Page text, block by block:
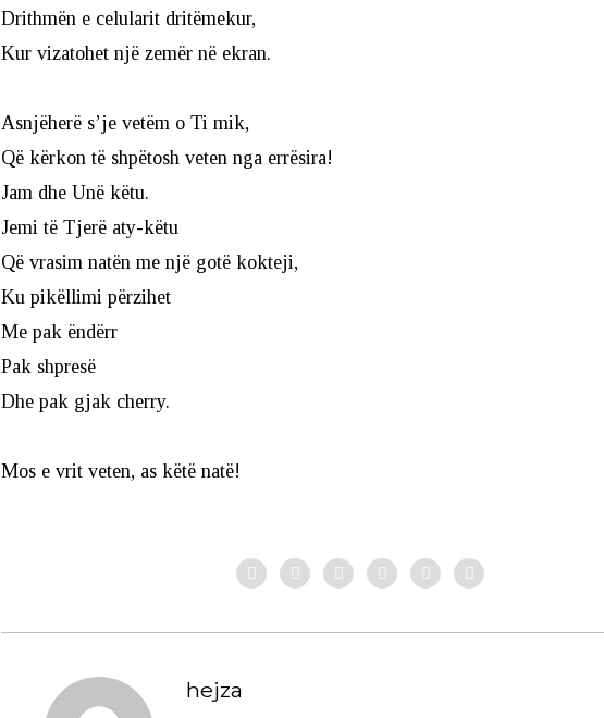
Drithmën e celularit dritëmekur,
Kur vizatohet një zemër në ekran.
Asnjëherë s’je vetëm o Ti mik,
Që kërkon të shpëtosh veten nga errësira!
Jam dhe Unë këtu.
Jemi të Tjerë aty-këtu
Që vrasim natën me një gotë kokteji,
Ku pikëllimi përzihet
Me pak ëndërr
Pak shpresë
Dhe pak gjak cherry.
Mos e vrit veten, as këtë natë!
hejza